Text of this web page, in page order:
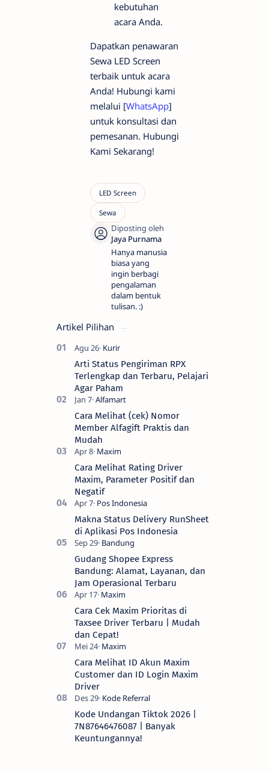
kebutuhan
acara Anda.
Dapatkan penawaran
Sewa LED Screen
terbaik untuk acara
Anda! Hubungi kami
melalui [WhatsApp]
untuk konsultasi dan
pemesanan. Hubungi
Kami Sekarang!
Hanya manusia
biasa yang
ingin berbagi
pengalaman
dalam bentuk
tulisan. :)
Artikel Pilihan
Arti Status Pengiriman RPX
Terlengkap dan Terbaru, Pelajari
Agar Paham
Cara Melihat (cek) Nomor
Member Alfagift Praktis dan
Mudah
Cara Melihat Rating Driver
Maxim, Parameter Positif dan
Negatif
Makna Status Delivery RunSheet
di Aplikasi Pos Indonesia
Gudang Shopee Express
Bandung: Alamat, Layanan, dan
Jam Operasional Terbaru
Cara Cek Maxim Prioritas di
Taxsee Driver Terbaru | Mudah
dan Cepat!
Cara Melihat ID Akun Maxim
Customer dan ID Login Maxim
Driver
Kode Undangan Tiktok 2026 |
7N87646476087 | Banyak
Keuntungannya!